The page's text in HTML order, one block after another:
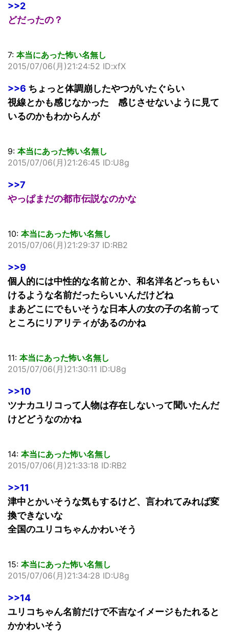
>>2
どだったの？
7: 本当にあった怖い名無し
2015/07/06(月)21:24:52 ID:xfX
>>6 ちょっと体調崩したやつがいたぐらい
視線とかも感じなかった 感じさせないように見て
いるのかもわからんが
9: 本当にあった怖い名無し
2015/07/06(月)21:26:45 ID:U8g
>>7
やっぱまだの都市伝説なのかな
10: 本当にあった怖い名無し
2015/07/06(月)21:29:37 ID:RB2
>>9
個人的には中性的な名前とか、和名洋名どっちもい
けるような名前だったらいいんだけどね
まあどこにでもいそうな日本人の女の子の名前って
ところにリアリティがあるのかね
11: 本当にあった怖い名無し
2015/07/06(月)21:30:11 ID:U8g
>>10
ツナカユリコって人物は存在しないって聞いたんだ
けどどうなのかね
14: 本当にあった怖い名無し
2015/07/06(月)21:33:18 ID:RB2
>>11
津中とかいそうな気もするけど、言われてみれば変
換できないな
全国のユリコちゃんかわいそう
15: 本当にあった怖い名無し
2015/07/06(月)21:34:28 ID:U8g
>>14
ユリコちゃん名前だけで不吉なイメージもたれると
かかわいそう